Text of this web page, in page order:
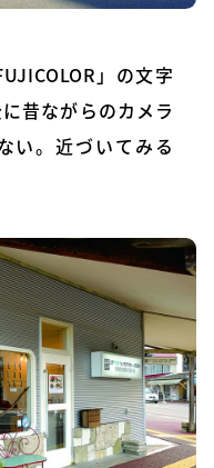
」の文字
昔ながらのカメラ
い。近づいてみる